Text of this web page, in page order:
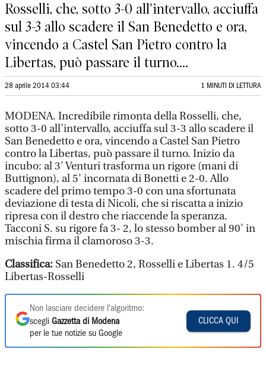
Rosselli, che, sotto 3-0 all'intervallo, acciuffa
sul 3-3 allo scadere il San Benedetto e ora,
vincendo a Castel San Pietro contro la
Libertas, può passare il turno....
28 aprile 2014 03:44 1 MINUTI DI LETTURA
MODENA. Incredibile rimonta della Rosselli, che,
sotto 3-0 all'intervallo, acciuffa sul 3-3 allo scadere il
San Benedetto e ora, vincendo a Castel San Pietro
contro la Libertas, può passare il turno. Inizio da
incubo: al 3' Venturi trasforma un rigore (mani di
Buttignon), al 5' incornata di Bonetti e 2-0. Allo
scadere del primo tempo 3-0 con una sfortunata
deviazione di testa di Nicoli, che si riscatta a inizio
ripresa con il destro che riaccende la speranza.
Tacconi S. su rigore fa 3- 2, lo stesso bomber al 90' in
mischia firma il clamoroso 3-3.
Classifica: San Benedetto 2, Rosselli e Libertas 1. 4/5
Libertas-Rosselli
Non lasciare decidere l'algoritmo:
scegli Gazzetta di Modena
per le tue notizie su Google
CLICCA QUI